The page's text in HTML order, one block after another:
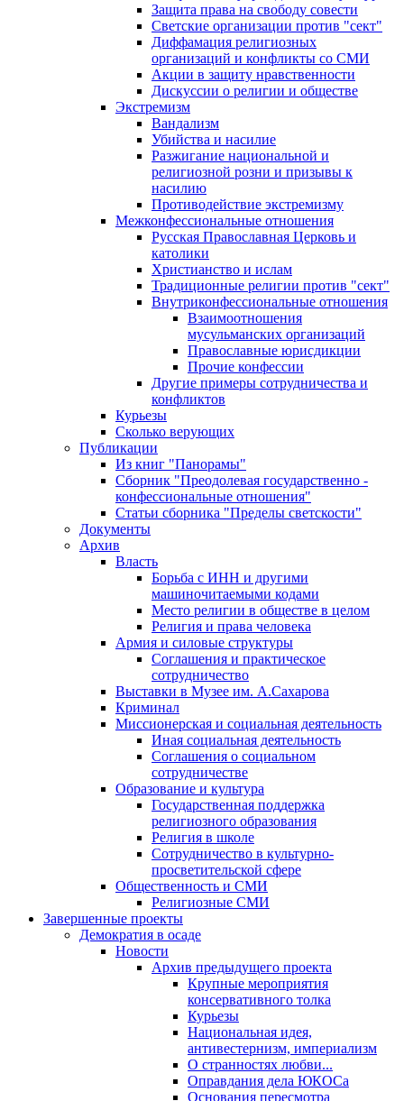
Защита права на свободу совести
Светские организации против "сект"
Диффамация религиозных
организаций и конфликты со СМИ
Акции в защиту нравственности
Дискуссии о религии и обществе
Экстремизм
Вандализм
Убийства и насилие
Разжигание национальной и
религиозной розни и призывы к
насилию
Противодействие экстремизму
Межконфессиональные отношения
Русская Православная Церковь и
католики
Христианство и ислам
Традиционные религии против "сект"
Внутриконфессиональные отношения
Взаимоотношения
мусульманских организаций
Православные юрисдикции
Прочие конфессии
Другие примеры сотрудничества и
конфликтов
Курьезы
Сколько верующих
Публикации
Из книг "Панорамы"
Сборник "Преодолевая государственно -
конфессиональные отношения"
Статьи сборника "Пределы светскости"
Документы
Архив
Власть
Борьба с ИНН и другими
машиночитаемыми кодами
Место религии в обществе в целом
Религия и права человека
Армия и силовые структуры
Соглашения и практическое
сотрудничество
Выставки в Музее им. А.Сахарова
Криминал
Миссионерская и социальная деятельность
Иная социальная деятельность
Соглашения о социальном
сотрудничестве
Образование и культура
Государственная поддержка
религиозного образования
Религия в школе
Сотрудничество в культурно-
просветительской сфере
Общественность и СМИ
Религиозные СМИ
Завершенные проекты
Демократия в осаде
Новости
Архив предыдущего проекта
Крупные мероприятия
консервативного толка
Курьезы
Национальная идея,
антивестернизм, империализм
О странностях любви...
Оправдания дела ЮКОСа
Основания пересмотра